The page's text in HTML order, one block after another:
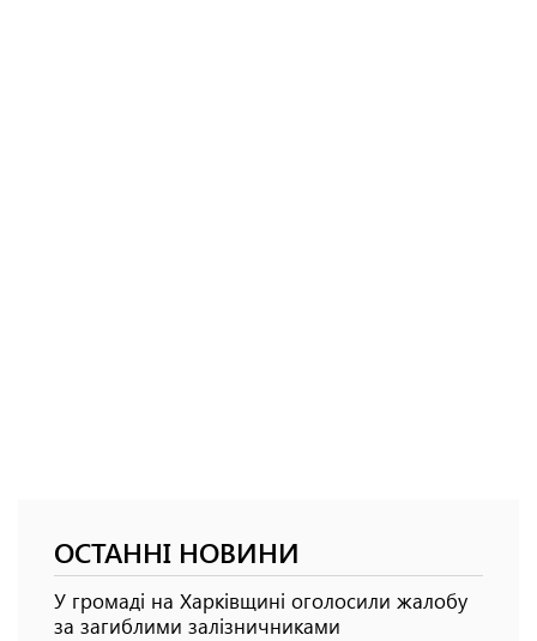
ОСТАННІ НОВИНИ
У громаді на Харківщині оголосили жалобу
за загиблими залізничниками